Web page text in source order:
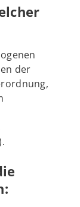
der